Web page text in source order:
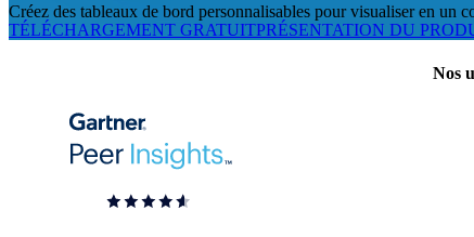
Créez des tableaux de bord personnalisables pour visualiser en un
TÉLÉCHARGEMENT GRATUITPRÉSENTATION DU
Nos